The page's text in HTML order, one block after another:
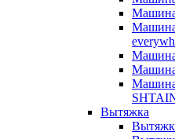
Машина
Вытяжка